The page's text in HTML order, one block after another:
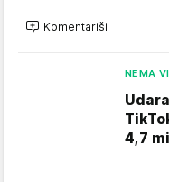
Komentariši
NEMA
4,7